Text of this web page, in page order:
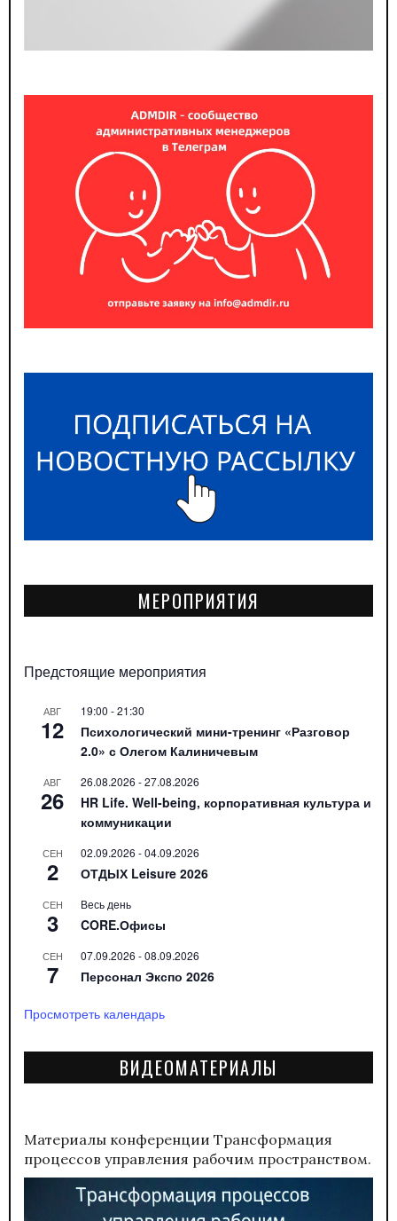
МЕРОПРИЯТИЯ
Предстоящие мероприятия
АВГ
12
19:00 -21:30
Психологический мини-тренинг «Разговор
2.0» с Олегом Калиничевым
АВГ
26
26.08.2026 -27.08.2026
HR Life. Well-being, корпоративная культура и
коммуникации
СЕН
2
02.09.2026 -04.09.2026
ОТДЫХ Leisure 2026
СЕН
3
Весь день
CORE.Офисы
СЕН
7
07.09.2026 -08.09.2026
Персонал Экспо 2026
Просмотреть календарь
ВИДЕОМАТЕРИАЛЫ
Материалы конференции Трансформация
процессов управления рабочим пространством.